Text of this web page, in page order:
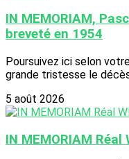
IN MEMORIAM,
breveté en 1954
Poursuivez ici selon
grande tristesse le
5 août 2026
IN MEMORIAM Réal